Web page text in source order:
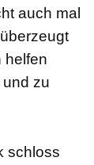
auch mal
helfen
zu
schloss